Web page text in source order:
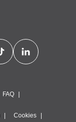
FAQ
Cookies